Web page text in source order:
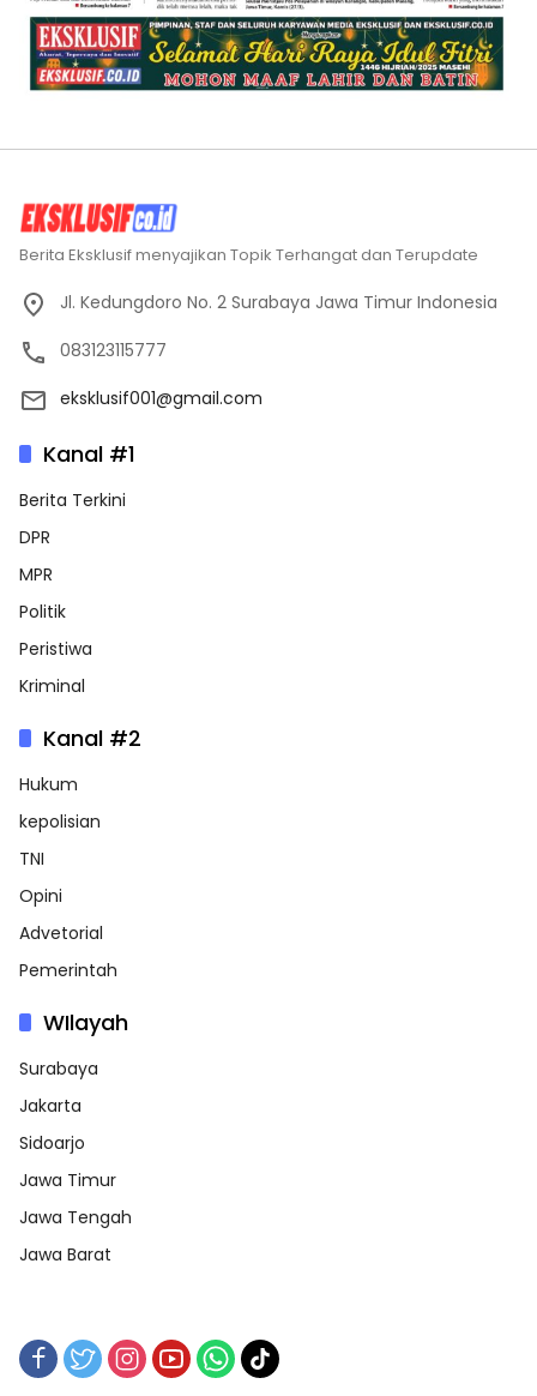
Berita Eksklusif menyajikan Topik Terhangat dan Terupdate
Jl. Kedungdoro No. 2 Surabaya Jawa Timur Indonesia
083123115777
eksklusif001@gmail.com
Kanal #1
Berita Terkini
DPR
MPR
Politik
Peristiwa
Kriminal
Kanal #2
Hukum
kepolisian
TNI
Opini
Advetorial
Pemerintah
WIlayah
Surabaya
Jakarta
Sidoarjo
Jawa Timur
Jawa Tengah
Jawa Barat